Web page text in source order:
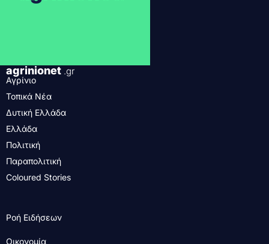
agrinionet .gr
Αγρίνιο
Τοπικά Νέα
Δυτική Ελλάδα
Ελλάδα
Πολιτική
Παραπολιτική
Coloured Stories
Ροή Ειδήσεων
Οικονομία